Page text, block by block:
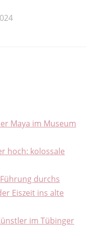
Maya im Museum
hoch: kolossale
durchs
Eiszeit ins alte
im Tübinger